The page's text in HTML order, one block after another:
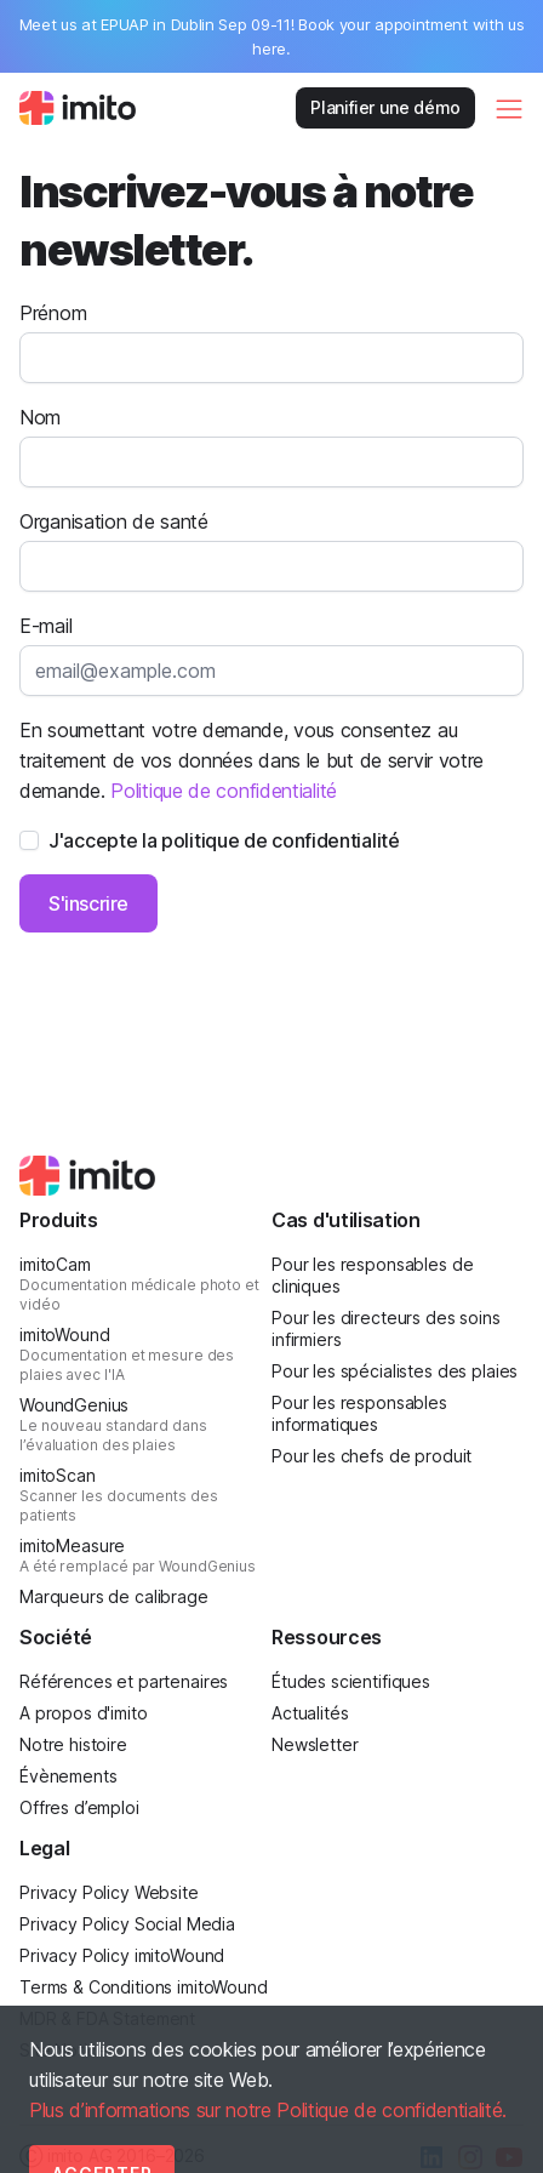
Meet us at EPUAP in Dublin Sep 09-11! Book your appointment with us
here.
Planifier une démo
Inscrivez-vous à notre
newsletter.
Prénom
Nom
Organisation de santé
E-mail
En soumettant votre demande, vous consentez au
traitement de vos données dans le but de servir votre
demande. Politique de confidentialité
J'accepte la politique de confidentialité
S'inscrire
Nous utilisons des cookies pour améliorer l’expérience
utilisateur sur notre site Web.
Plus d’informations sur notre Politique de confidentialité.
Produits
imitoCam
Documentation médicale photo et
vidéo
imitoWound
Documentation et mesure des
plaies avec l'IA
WoundGenius
Le nouveau standard dans
l’évaluation des plaies
imitoScan
Scanner les documents des
patients
imitoMeasure
A été remplacé par WoundGenius
Marqueurs de calibrage
Cas d'utilisation
Pour les responsables de
cliniques
Pour les directeurs des soins
infirmiers
Pour les spécialistes des plaies
Pour les responsables
informatiques
Pour les chefs de produit
Société
Références et partenaires
A propos d'imito
Notre histoire
Évènements
Offres d’emploi
Ressources
Études scientifiques
Actualités
Newsletter
Legal
Privacy Policy Website
Privacy Policy Social Media
Privacy Policy imitoWound
Terms & Conditions imitoWound
Site Notice
Ⓒ imito AG 2016–2026